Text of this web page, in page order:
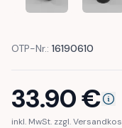
OTP-Nr.: 16190610
33.90€
inkl. MwSt. zzgl.